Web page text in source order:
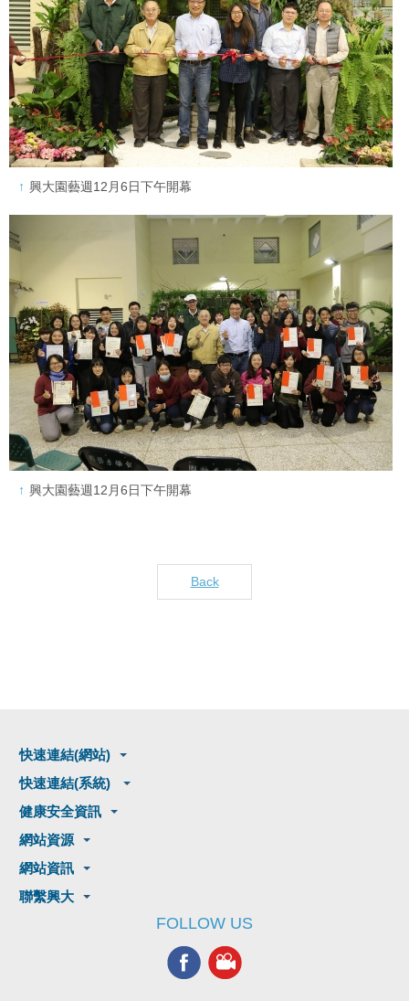
興大園藝週12月6日下午開幕
興大園藝週12月6日下午開幕
Back
快速連結(網站)
快速連結(系統)
健康安全資訊
網站資源
網站資訊
聯繫興大
FOLLOW US